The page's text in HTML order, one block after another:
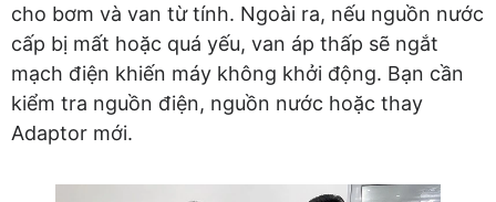
cho bơm và van từ tính. Ngoài ra, nếu nguồn nước
cấp bị mất hoặc quá yếu, van áp thấp sẽ ngắt
mạch điện khiến máy không khởi động. Bạn cần
kiểm tra nguồn điện, nguồn nước hoặc thay
Adaptor mới.